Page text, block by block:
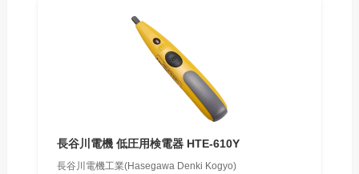
長谷川電機 低圧用検電器 HTE-610Y
長谷川電機工業(Hasegawa Denki Kogyo)